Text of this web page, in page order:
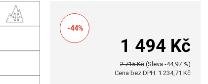
-44%
1 494 Kč
2 715 Kč (Sleva -44,97 %)
Cena bez DPH: 1 234,71 Kč